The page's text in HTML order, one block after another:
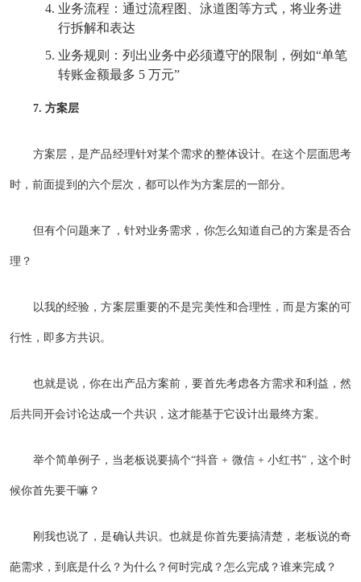
业务流程：通过流程图、泳道图等方式，将业务进
行拆解和表达
业务规则：列出业务中必须遵守的限制，例如“单笔
转账金额最多 5 万元”
7. 方案层
方案层，是产品经理针对某个需求的整体设计。在这个层面思考
时，前面提到的六个层次，都可以作为方案层的一部分。
但有个问题来了，针对业务需求，你怎么知道自己的方案是否合
理？
以我的经验，方案层重要的不是完美性和合理性，而是方案的可
行性，即多方共识。
也就是说，你在出产品方案前，要首先考虑各方需求和利益，然
后共同开会讨论达成一个共识，这才能基于它设计出最终方案。
举个简单例子，当老板说要搞个“抖音 + 微信 + 小红书”，这个时
候你首先要干嘛？
刚我也说了，是确认共识。也就是你首先要搞清楚，老板说的奇
葩需求，到底是什么？为什么？何时完成？怎么完成？谁来完成？